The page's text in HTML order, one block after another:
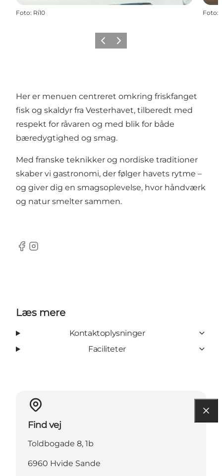
Foto: Ri10 Foto:
ForrigeNæste
Her er menuen centreret omkring friskfanget
fisk og skaldyr fra Vesterhavet, tilberedt med
respekt for råvaren og med blik for både
bæredygtighed og smag.
Med franske teknikker og nordiske traditioner
skaber vi gastronomi, der følger havets rytme –
og giver dig en smagsoplevelse, hvor håndværk
og natur smelter sammen.
Facebook
Instagram
Læs mere
Kontaktoplysninger
Faciliteter
Find vej
Toldbogade 8, 1b
6960 Hvide Sande